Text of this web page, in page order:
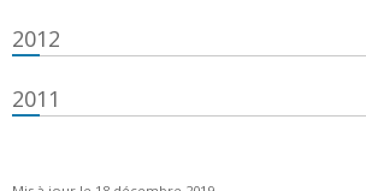
2012
2011